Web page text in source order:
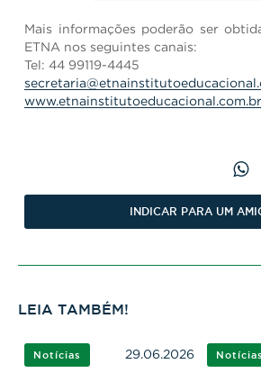
Mais informações poderão ser
ETNA nos seguintes canais:
Tel: 44 99119-4445
www.etnainstitutoeducacional.com.br
INDICAR PARA UM
LEIA TAMBÉM!
Notícias 29.06.2026 Notícias